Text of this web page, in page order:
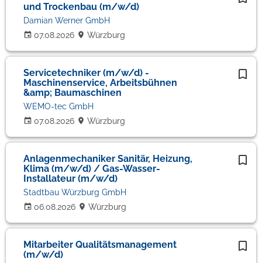
und Trockenbau (m/w/d)
07.08.2026
Damian Werner GmbH
Würzburg
Servicetechniker (m/w/d) -
Maschinenservice, Arbeitsbühnen
&amp; Baumaschinen
07.08.2026
WEMO-tec GmbH
Würzburg
Anlagenmechaniker Sanitär, Heizung,
Klima (m/w/d) / Gas-Wasser-
Installateur (m/w/d)
06.08.2026
Stadtbau Würzburg GmbH
Würzburg
Mitarbeiter Qualitätsmanagement
(m/w/d)